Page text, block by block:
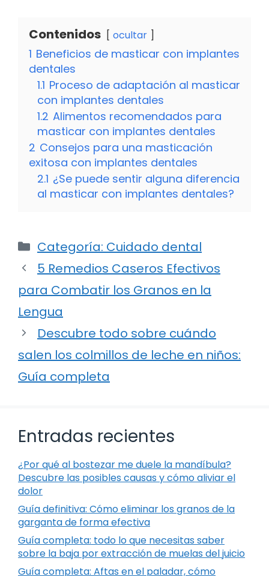
Contenidos ocultar
1 Beneficios de masticar con implantes
dentales
1.1 Proceso de adaptación al masticar
con implantes dentales
1.2 Alimentos recomendados para
masticar con implantes dentales
2 Consejos para una masticación
exitosa con implantes dentales
2.1 ¿Se puede sentir alguna diferencia
al masticar con implantes dentales?
Categorías
Categoría: Cuidado dental
5 Remedios Caseros Efectivos
para Combatir los Granos en la
Lengua
Descubre todo sobre cuándo
salen los colmillos de leche en niños:
Guía completa
Entradas recientes
¿Por qué al bostezar me duele la mandíbula?
Descubre las posibles causas y cómo aliviar el
dolor
Guía definitiva: Cómo eliminar los granos de la
garganta de forma efectiva
Guía completa: todo lo que necesitas saber
sobre la baja por extracción de muelas del juicio
Guía completa: Aftas en el paladar, cómo